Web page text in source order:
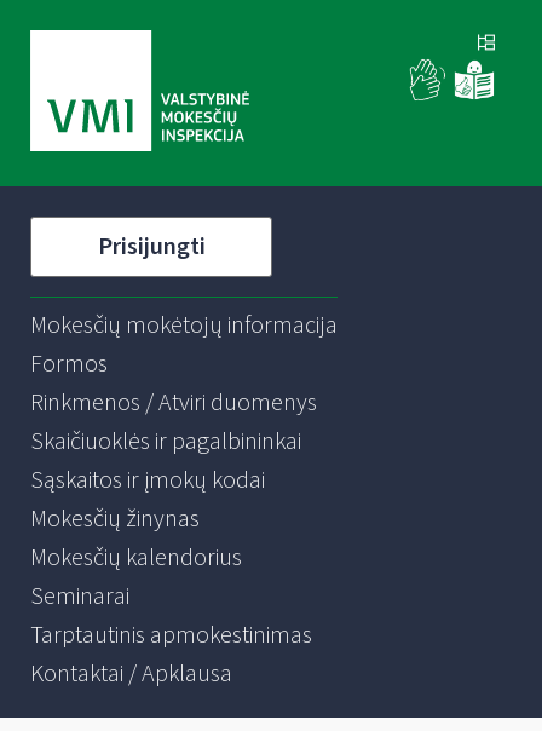
Prisijungti
Mokesčių mokėtojų informacija
Formos
Rinkmenos / Atviri duomenys
Skaičiuoklės ir pagalbininkai
Sąskaitos ir įmokų kodai
Mokesčių žinynas
Mokesčių kalendorius
Seminarai
Tarptautinis apmokestinimas
Kontaktai / Apklausa